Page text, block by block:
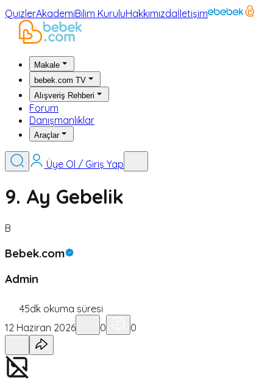
QuizlerAkademiBilim KuruluHakkımızdaİletişim
Makale
bebek.com TV
Alışveriş Rehberi
Forum
Danışmanlıklar
Araçlar
Üye Ol / Giriş Yap
9. Ay Gebelik
B
Bebek.com
Admin
45dk okuma süresi
12 Haziran 2026
0 0